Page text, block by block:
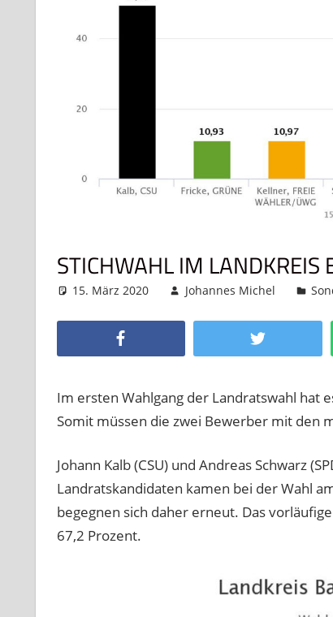
STICHWAHL IM LANDKREIS
15. März 2020 Johannes Michel
Twitter
Im ersten Wahlgang der Landratswahl hat
Somit müssen die zwei Bewerber mit den
Johann Kalb (CSU) und Andreas Schwarz
Landratskandidaten kamen bei der Wahl
begegnen sich daher erneut. Das
67,2 Prozent.